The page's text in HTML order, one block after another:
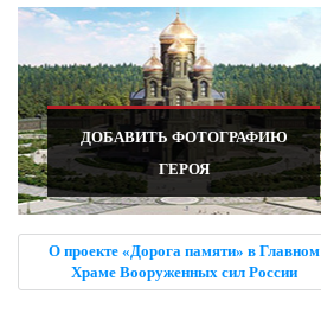
ДОБАВИТЬ ФОТОГРАФИЮ
ГЕРОЯ
О проекте «Дорога памяти» в Главном
Храме Вооруженных сил России